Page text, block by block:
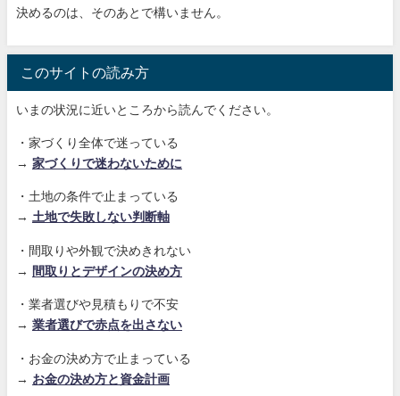
決めるのは、そのあとで構いません。
このサイトの読み方
いまの状況に近いところから読んでください。
・家づくり全体で迷っている
→ 家づくりで迷わないために
・土地の条件で止まっている
→ 土地で失敗しない判断軸
・間取りや外観で決めきれない
→
間取りとデザインの決め方
・業者選びや見積もりで不安
→ 業者選びで赤点を出さない
・お金の決め方で止まっている
→ お金の決め方と資金計画